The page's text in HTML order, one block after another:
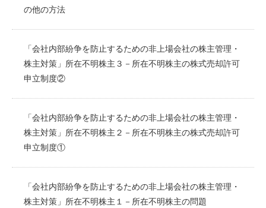
の他の方法
「会社内部紛争を防止するための非上場会社の株主管理・
株主対策」所在不明株主３－所在不明株主の株式売却許可
申立制度②
「会社内部紛争を防止するための非上場会社の株主管理・
株主対策」所在不明株主２－所在不明株主の株式売却許可
申立制度①
「会社内部紛争を防止するための非上場会社の株主管理・
株主対策」所在不明株主１－所在不明株主の問題